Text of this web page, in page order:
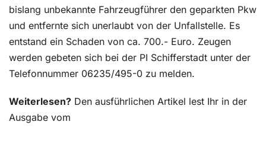
bislang unbekannte Fahrzeugführer den geparkten Pkw
und entfernte sich unerlaubt von der Unfallstelle. Es
entstand ein Schaden von ca. 700.- Euro. Zeugen
werden gebeten sich bei der PI Schifferstadt unter der
Telefonnummer 06235/495-0 zu melden.
Weiterlesen? Den ausführlichen Artikel lest Ihr in der
Ausgabe vom